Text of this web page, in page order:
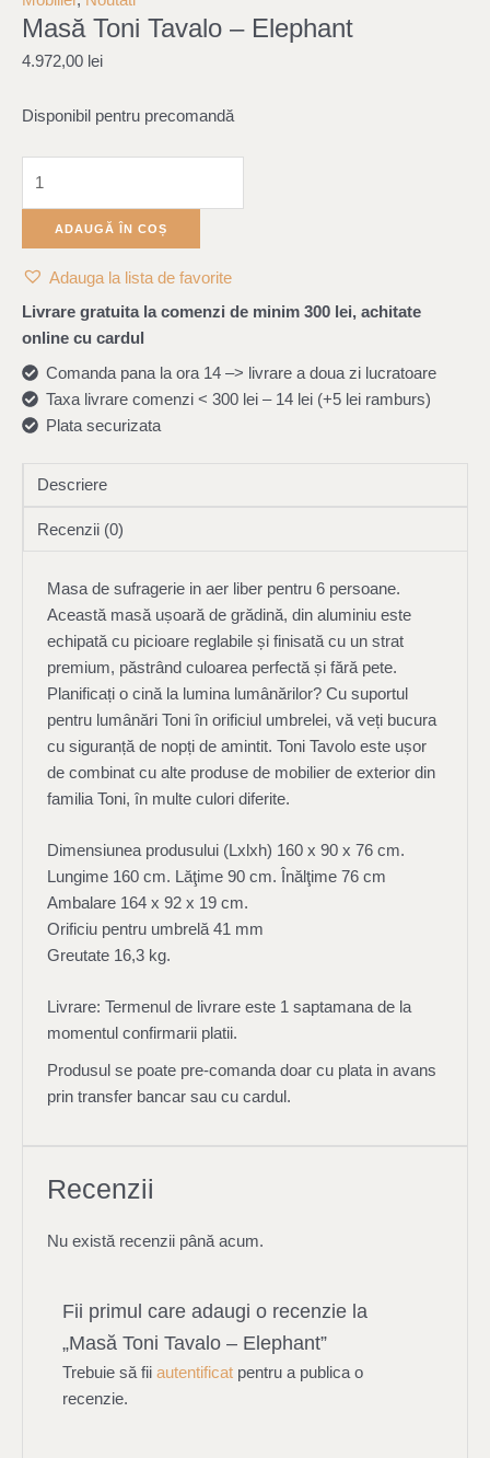
Masă Toni Tavalo – Elephant
4.972,00 lei
Disponibil pentru precomandă
Tavalo
ADAUGĂ ÎN COȘ
Adauga la lista de favorite
Livrare gratuita la comenzi de minim 300 lei, achitate
online cu cardul
Comanda pana la ora 14 –> livrare a doua zi lucratoare
Taxa livrare comenzi < 300 lei – 14 lei (+5 lei ramburs)
Plata securizata
Descriere
Recenzii (0)
Masa de sufragerie in aer liber pentru 6 persoane.
Această masă ușoară de grădină, din aluminiu este
echipată cu picioare reglabile și finisată cu un strat
premium, păstrând culoarea perfectă și fără pete.
Planificați o cină la lumina lumânărilor? Cu suportul
pentru lumânări Toni în orificiul umbrelei, vă veți bucura
cu siguranță de nopți de amintit. Toni Tavolo este ușor
de combinat cu alte produse de mobilier de exterior din
familia Toni, în multe culori diferite.
Dimensiunea produsului (Lxlxh) 160 x 90 x 76 cm.
Lungime 160 cm. Lăţime 90 cm. Înălţime 76 cm
Ambalare 164 x 92 x 19 cm.
Orificiu pentru umbrelă 41 mm
Greutate 16,3 kg.
Livrare: Termenul de livrare este 1 saptamana de la
momentul confirmarii platii.
Produsul se poate pre-comanda doar cu plata in avans
prin transfer bancar sau cu cardul.
Recenzii
Nu există recenzii până acum.
Fii primul care adaugi o recenzie la
„Masă Toni Tavalo – Elephant”
Trebuie să fiiautentificat pentru a publica o
recenzie.